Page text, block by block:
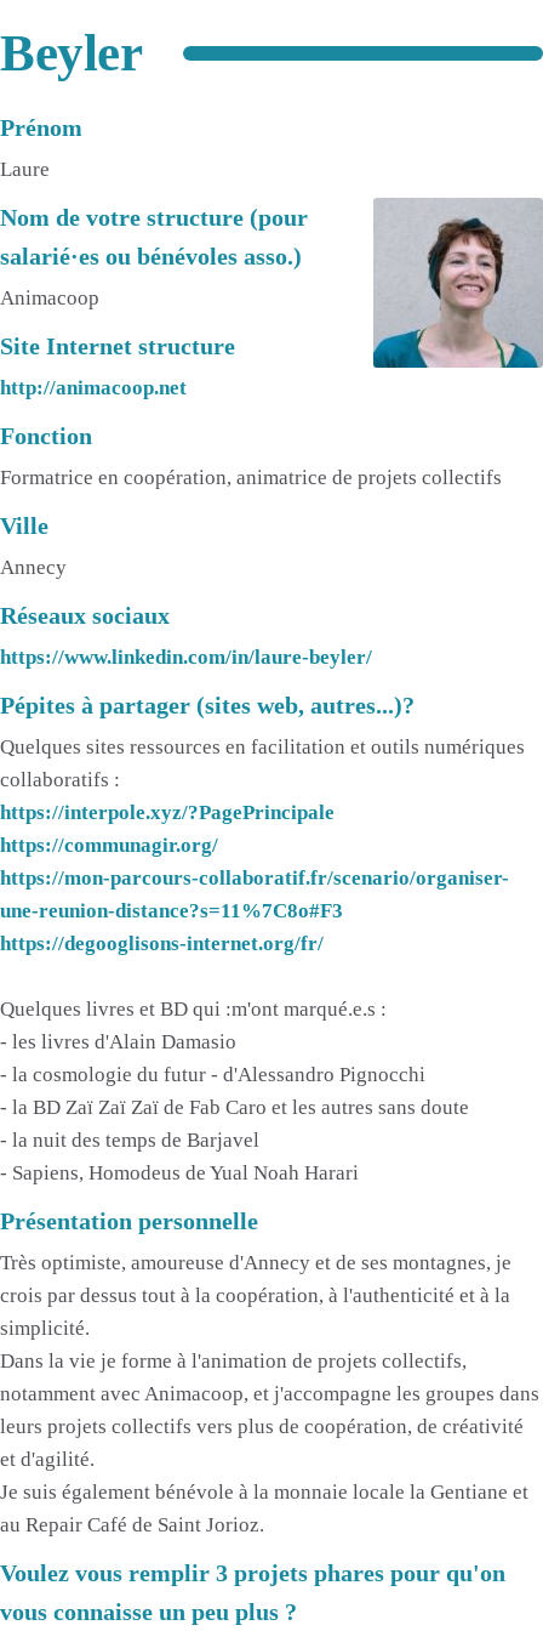
Beyler
Prénom
Laure
Nom de votre structure (pour
salarié·es ou bénévoles asso.)
Animacoop
Site Internet structure
http://animacoop.net
Fonction
Formatrice en coopération, animatrice de projets collectifs
Ville
Annecy
Réseaux sociaux
https://www.linkedin.com/in/laure-beyler/
Pépites à partager (sites web, autres...)?
Quelques sites ressources en facilitation et outils numériques
collaboratifs :
https://interpole.xyz/?PagePrincipale
https://communagir.org/
https://mon-parcours-collaboratif.fr/scenario/organiser-
une-reunion-distance?s=11%7C8o#F3
https://degooglisons-internet.org/fr/
Quelques livres et BD qui :m'ont marqué.e.s :
- les livres d'Alain Damasio
- la cosmologie du futur - d'Alessandro Pignocchi
- la BD Zaï Zaï Zaï de Fab Caro et les autres sans doute
- la nuit des temps de Barjavel
- Sapiens, Homodeus de Yual Noah Harari
Présentation personnelle
Très optimiste, amoureuse d'Annecy et de ses montagnes, je
crois par dessus tout à la coopération, à l'authenticité et à la
simplicité.
Dans la vie je forme à l'animation de projets collectifs,
notamment avec Animacoop, et j'accompagne les groupes dans
leurs projets collectifs vers plus de coopération, de créativité
et d'agilité.
Je suis également bénévole à la monnaie locale la Gentiane et
au Repair Café de Saint Jorioz.
Voulez vous remplir 3 projets phares pour qu'on
vous connaisse un peu plus ?